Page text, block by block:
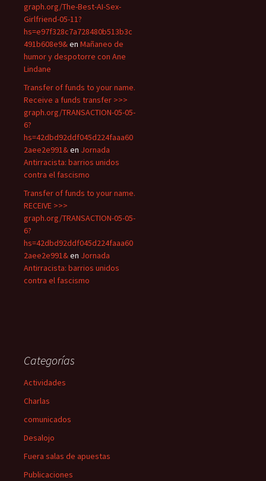
graph.org/The-Best-AI-Sex-
Girlfriend-05-11?
hs=e97f328c7a728480b513b3c
491b608e9&en Mañaneo de
humor y despotorre con Ane
Lindane
Transfer of funds to your name.
Receive a funds transfer >>>
graph.org/TRANSACTION-05-05-
6?
hs=42dbd92ddf045d224faaa60
2aee2e991&en Jornada
Antirracista: barrios unidos
contra el fascismo
Transfer of funds to your name.
RECEIVE >>>
graph.org/TRANSACTION-05-05-
6?
hs=42dbd92ddf045d224faaa60
2aee2e991&en Jornada
Antirracista: barrios unidos
contra el fascismo
Categorías
Actividades
Charlas
comunicados
Desalojo
Fuera salas de apuestas
Publicaciones